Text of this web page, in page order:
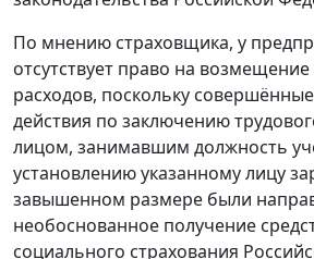
По мнению страховщика, у
отсутствует право на
расходов, поскольку
действия по заключению
лицом, занимавшим должность
установлению указанному лицу
завышенном размере были
необоснованное получение
социального страхования